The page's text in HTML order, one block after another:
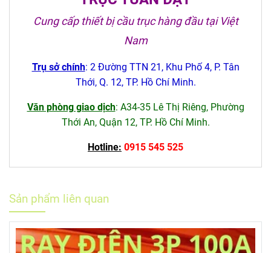
Cung cấp thiết bị cầu trục hàng đầu tại Việt
Nam
Trụ sở chính: 2 Đường TTN 21, Khu Phố 4, P. Tân
Thới, Q. 12, TP. Hồ Chí Minh.
Văn phòng giao dịch: A34-35 Lê Thị Riêng, Phường
Thới An, Quận 12, TP. Hồ Chí Minh.
Hotline: 0915 545 525
Sản phẩm liên quan